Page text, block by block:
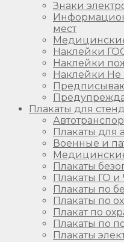
Знаки
мест
Наклейки
Наклейки
Наклейки Не
Плакаты для
Плакаты для
Военные и
Плакаты
Плакаты ГО и
Плакаты по
Плакаты по
Плакат по
Плакаты по
Плакаты